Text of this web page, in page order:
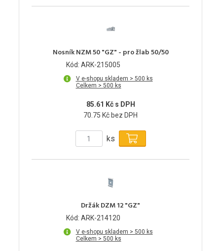
Nosník NZM 50 "GZ" - pro žlab 50/50
Kód: ARK-215005
V e-shopu skladem > 500 ks
Celkem > 500 ks
85.61 Kč s DPH
70.75 Kč bez DPH
ks
Držák DZM 12 "GZ"
Kód: ARK-214120
V e-shopu skladem > 500 ks
Celkem > 500 ks